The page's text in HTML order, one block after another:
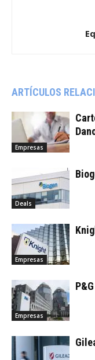
ARTÍCULOS
Empresas
Deals
Empresas
Empresas